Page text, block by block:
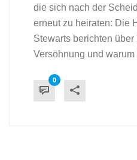
die sich nach der
erneut zu heiraten: Die
Stewarts berichten
Versöhnung und warum
0